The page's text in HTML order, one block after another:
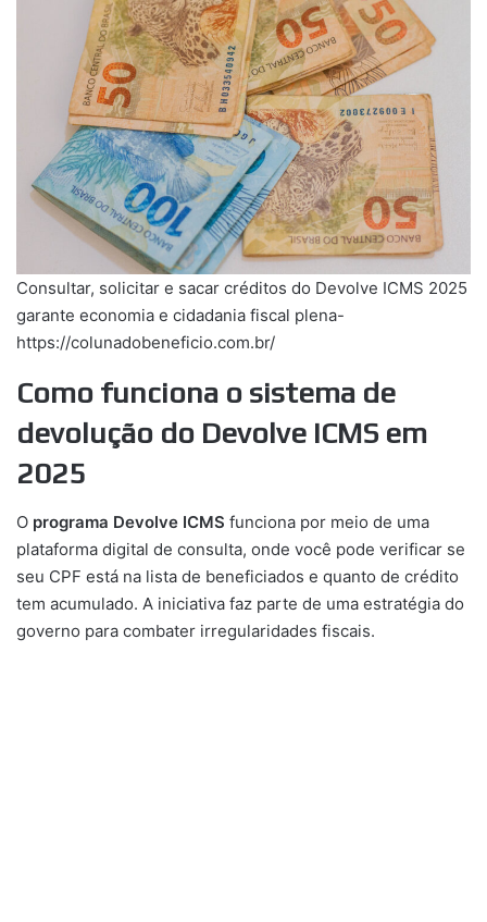
Consultar, solicitar e sacar créditos do Devolve ICMS 2025
garante economia e cidadania fiscal plena-
https://colunadobeneficio.com.br/
Como funciona o sistema de
devolução do Devolve ICMSem
2025
O programa Devolve ICMS funciona por meio de uma
plataforma digital de consulta, onde você pode verificar se
seu CPF está na lista de beneficiados e quanto de crédito
tem acumulado. A iniciativa faz parte de uma estratégia do
governo para combater irregularidades fiscais.